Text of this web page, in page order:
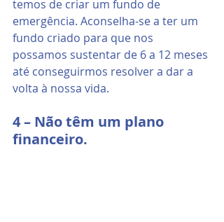
temos de criar um fundo de
emergência. Aconselha-se a ter um
fundo criado para que nos
possamos sustentar de 6 a 12 meses
até conseguirmos resolver a dar a
volta à nossa vida.
4 – Não têm um plano
financeiro.